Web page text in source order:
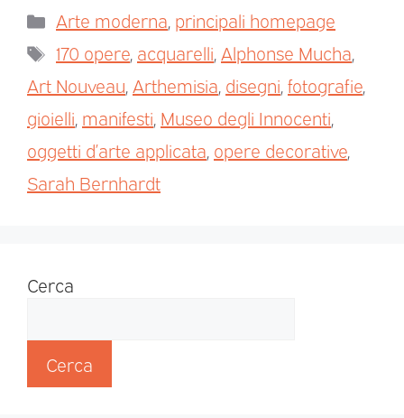
Arte moderna, principali homepage
170 opere, acquarelli, Alphonse Mucha,
Art Nouveau, Arthemisia, disegni,fotografie,
gioielli, manifesti, Museo degli Innocenti,
oggetti d’arte applicata, opere decorative,
Sarah Bernhardt
Cerca
Cerca